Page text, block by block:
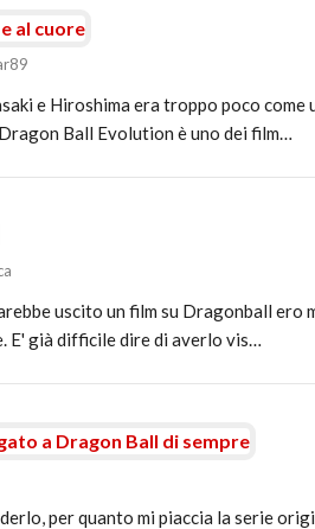
al cuore
e Hiroshima era troppo poco
Ball Evolution è uno dei film…
uscito un film su Dragonball
E' già difficile dire di averlo vis…
a Dragon Ball di sempre
per quanto mi piaccia la serie